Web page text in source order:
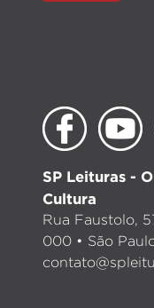
SP Leituras -
Cultura
Rua Faustolo,
000 • São